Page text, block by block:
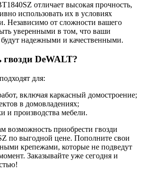
отличает высокая прочность,
использовать их в условиях
Независимо от сложности вашего
уверенными в том, что ваши
надежными и качественными.
гвозди DeWALT?
для:
включая каркасный домостроение;
в домовладениях;
и производства мебели.
возможность приобрести гвозди
по выгодной цене. Пополните свои
крепежами, которые не подведут
Заказывайте уже сегодня и